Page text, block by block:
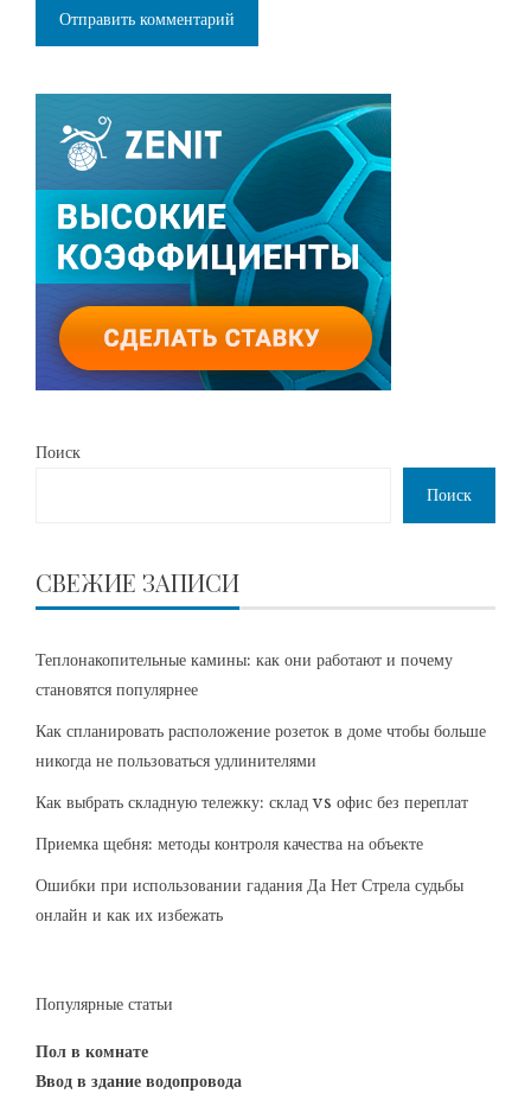
Поиск
Поиск
СВЕЖИЕ ЗАПИСИ
Теплонакопительные камины: как они работают и почему
становятся популярнее
Как спланировать расположение розеток в доме чтобы больше
никогда не пользоваться удлинителями
Как выбрать складную тележку: склад vs офис без переплат
Приемка щебня: методы контроля качества на объекте
Ошибки при использовании гадания Да Нет Стрела судьбы
онлайн и как их избежать
Популярные статьи
Пол в комнате
Ввод в здание водопровода